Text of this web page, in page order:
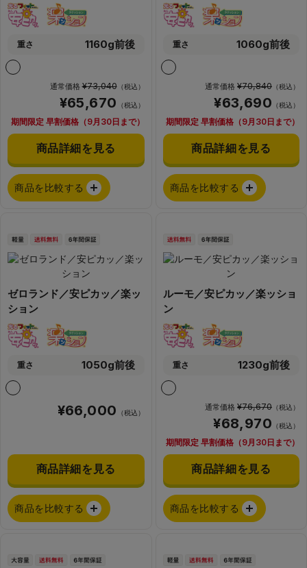
重さ 1160g前後
通常価格¥73,040（税込）
¥65,670 （税込）
期間限定 早割価格（9月30日まで）
商品詳細を見る
商品を比較する
重さ 1060g前後
通常価格 ¥70,840 （税込）
¥63,690 （税込）
期間限定 早割価格（9月30日まで）
商品詳細を見る
商品を比較する
ゼロランド／安ピカッ／楽ッ
ション
重さ 1050g前後
¥66,000 （税込）
商品詳細を見る
商品を比較する
ルーモ／安ピカッ／楽ッショ
ン
重さ 1230g前後
通常価格 ¥76,670 （税込）
¥68,970 （税込）
期間限定 早割価格（9月30日まで）
商品詳細を見る
商品を比較する